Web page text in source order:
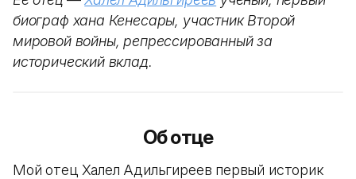
биограф хана Кенесары, участник Второй
мировой войны, репрессированный за
исторический вклад.
Об отце
Мой отец Халел Адильгиреев первый историк